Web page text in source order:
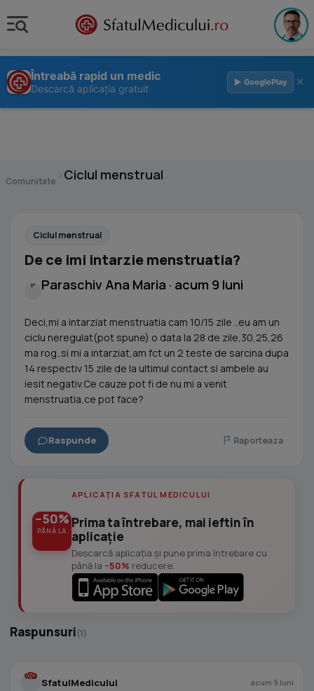
Întreabă rapid un medic
Descarcă aplicația gratuit
▶ GooglePlay ×
Comunitate Ciclul menstrual
Ciclul menstrual
De ce imi intarzie menstruatia?
P Paraschiv Ana Maria · acum 9 luni
Deci,mi a intarziat menstruatia cam 10/15 zile ..eu am un
ciclu neregulat(pot spune) o data la 28 de zile,30,25,26
ma rog..si mi a intarziat,am fct un 2 teste de sarcina dupa
14 respectiv 15 zile de la ultimul contact si ambele au
iesit negativ.Ce cauze pot fi de nu mi a venit
menstruatia,ce pot face?
Raspunde Raporteaza
−50%
PÂNĂ LA
APLICAȚIA SFATUL MEDICULUI
Prima ta întrebare, mai ieftin în
aplicație
Descarcă aplicația și pune prima întrebare cu
până la −50% reducere.
Raspunsuri(1)
SfatulMedicului acum 9 luni